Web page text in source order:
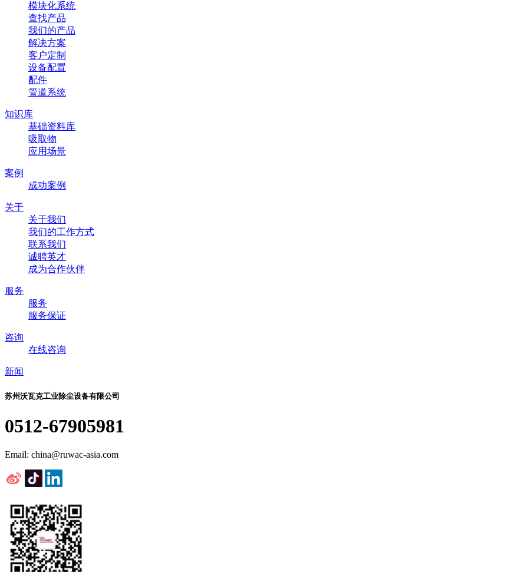
模块化系统
查找产品
我们的产品
解决方案
客户定制
设备配置
配件
管道系统
知识库
基础资料库
吸取物
应用场景
案例
成功案例
关于
关于我们
我们的工作方式
联系我们
诚聘英才
成为合作伙伴
服务
服务
服务保证
咨询
在线咨询
新闻
苏州沃瓦克工业除尘设备有限公司
0512-67905981
Email: china@ruwac-asia.com